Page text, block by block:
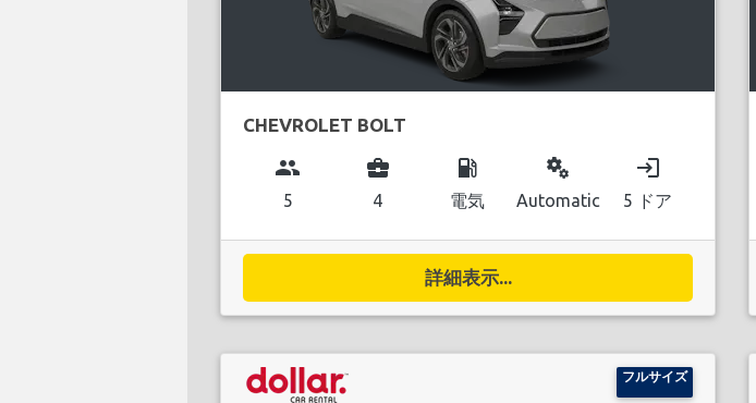
CHEVROLET BOLT
group
5
business_center
4
local_gas_station
電気
miscellaneous_services
Automatic
login
5 ドア
詳細表示...
フルサイズ